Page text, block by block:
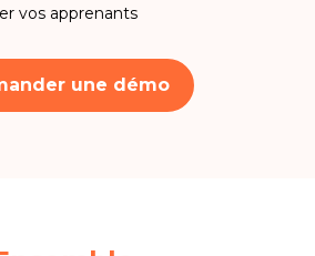
vos apprenants
une démo